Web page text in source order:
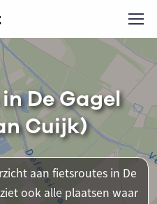
De Gagel
Cuijk)
aan fietsroutes in De
ook alle plaatsen waar